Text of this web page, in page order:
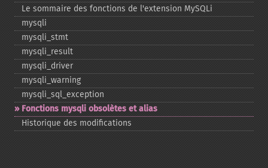
Le sommaire des fonctions de l'extension MySQLi
mysqli
mysqli_​stmt
mysqli_​result
mysqli_​driver
mysqli_​warning
mysqli_​sql_​exception
Fonctions mysqli obsolètes et alias
Historique des modifications